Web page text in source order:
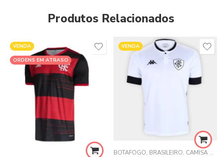
Produtos Relacionados
VENDA
ORDENS EM ATRASO
VENDA
BOTAFOGO, BRASILEIRO, CAMISA MASCULINA